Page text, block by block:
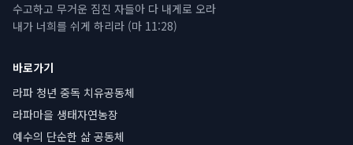
수고하고 무거운 짐진 자들아 다 내게로 오라
내가 너희를 쉬게 하리라 (마 11:28)
바로가기
라파 청년 중독 치유공동체
라파마을 생태자연농장
예수의 단순한 삶 공동체